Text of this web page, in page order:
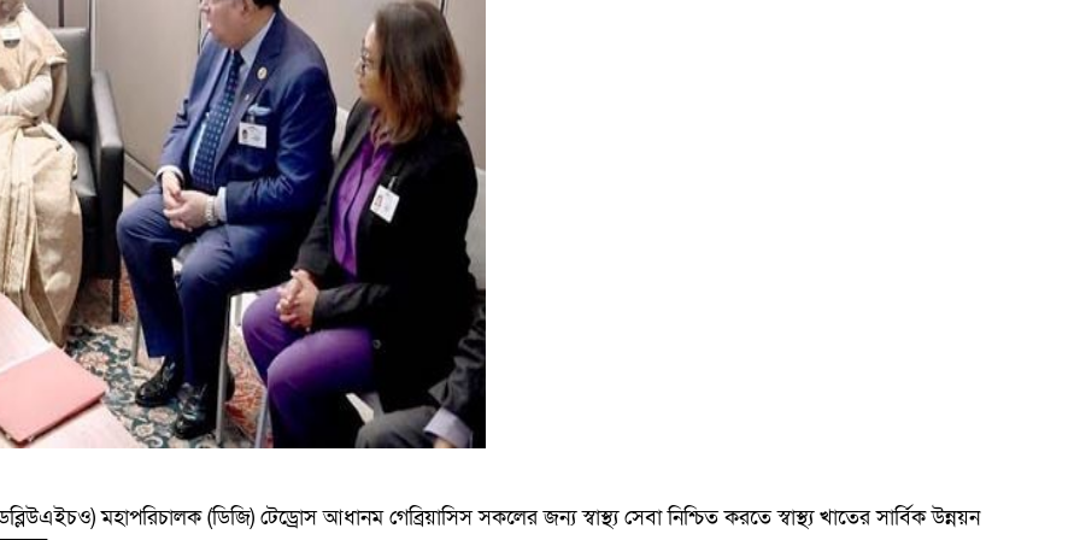
মহাপরিচালক (ডিজি) টেড্রোস আধানম গেব্রিয়াসিস সকলের জন্য স্বাস্থ্য সেবা নিশ্চিত করতে স্বাস্থ্য খাতের সার্বিক উন্নয়ন